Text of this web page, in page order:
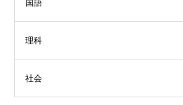
国語
理科
社会